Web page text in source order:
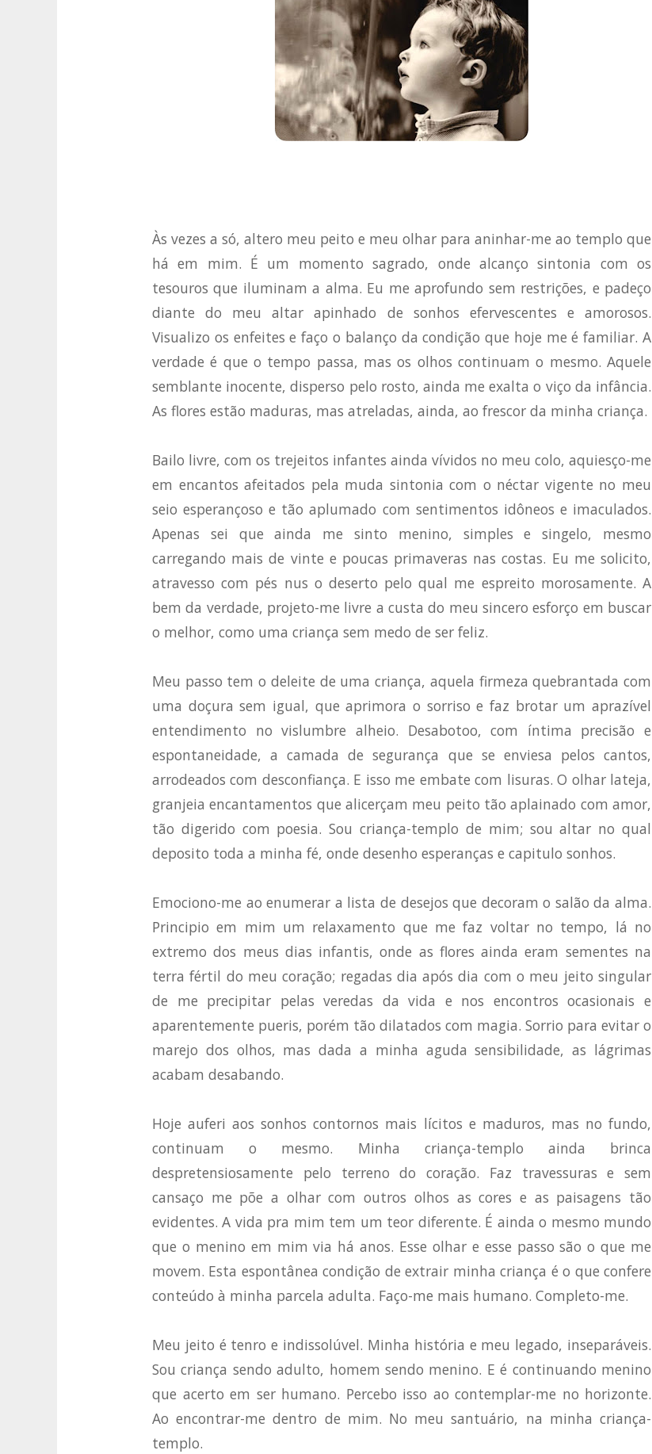
Às vezes a só, altero meu peito e meu olhar para aninhar-me ao templo que
há em mim. É um momento sagrado, onde alcanço sintonia com os
tesouros que iluminam a alma. Eu me aprofundo sem restrições, e padeço
diante do meu altar apinhado de sonhos efervescentes e amorosos.
Visualizo os enfeites e faço o balanço da condição que hoje me é familiar. A
verdade é que o tempo passa, mas os olhos continuam o mesmo. Aquele
semblante inocente, disperso pelo rosto, ainda me exalta o viço da infância.
As flores estão maduras, mas atreladas, ainda, ao frescor da minha criança.
Bailo livre, com os trejeitos infantes ainda vívidos no meu colo, aquiesço-me
em encantos afeitados pela muda sintonia com o néctar vigente no meu
seio esperançoso e tão aplumado com sentimentos idôneos e imaculados.
Apenas sei que ainda me sinto menino, simples e singelo, mesmo
carregando mais de vinte e poucas primaveras nas costas. Eu me solicito,
atravesso com pés nus o deserto pelo qual me espreito morosamente. A
bem da verdade, projeto-me livre a custa do meu sincero esforço em buscar
o melhor, como uma criança sem medo de ser feliz.
Meu passo tem o deleite de uma criança, aquela firmeza quebrantada com
uma doçura sem igual, que aprimora o sorriso e faz brotar um aprazível
entendimento no vislumbre alheio. Desabotoo, com íntima precisão e
espontaneidade, a camada de segurança que se enviesa pelos cantos,
arrodeados com desconfiança. E isso me embate com lisuras. O olhar lateja,
granjeia encantamentos que alicerçam meu peito tão aplainado com amor,
tão digerido com poesia. Sou criança-templo de mim; sou altar no qual
deposito toda a minha fé, onde desenho esperanças e capitulo sonhos.
Emociono-me ao enumerar a lista de desejos que decoram o salão da alma.
Principio em mim um relaxamento que me faz voltar no tempo, lá no
extremo dos meus dias infantis, onde as flores ainda eram sementes na
terra fértil do meu coração; regadas dia após dia com o meu jeito singular
de me precipitar pelas veredas da vida e nos encontros ocasionais e
aparentemente pueris, porém tão dilatados com magia. Sorrio para evitar o
marejo dos olhos, mas dada a minha aguda sensibilidade, as lágrimas
acabam desabando.
Hoje auferi aos sonhos contornos mais lícitos e maduros, mas no fundo,
continuam o mesmo. Minha criança-templo ainda brinca
despretensiosamente pelo terreno do coração. Faz travessuras e sem
cansaço me põe a olhar com outros olhos as cores e as paisagens tão
evidentes. A vida pra mim tem um teor diferente. É ainda o mesmo mundo
que o menino em mim via há anos. Esse olhar e esse passo são o que me
movem. Esta espontânea condição de extrair minha criança é o que confere
conteúdo à minha parcela adulta. Faço-me mais humano. Completo-me.
Meu jeito é tenro e indissolúvel. Minha história e meu legado, inseparáveis.
Sou criança sendo adulto, homem sendo menino. E é continuando menino
que acerto em ser humano. Percebo isso ao contemplar-me no horizonte.
Ao encontrar-me dentro de mim. No meu santuário, na minha criança-
templo.